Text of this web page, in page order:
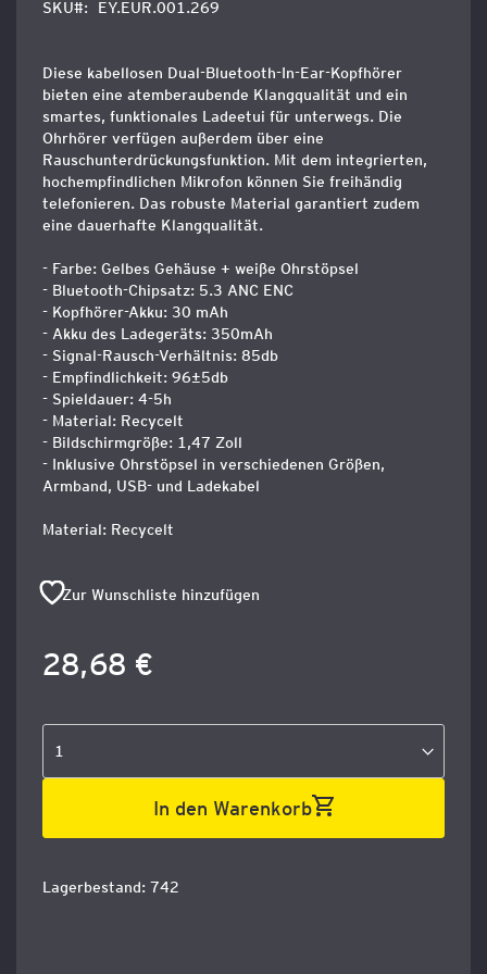
SKU EY.EUR.001.269
Diese kabellosen Dual-Bluetooth-In-Ear-Kopfhörer
bieten eine atemberaubende Klangqualität und ein
smartes, funktionales Ladeetui für unterwegs. Die
Ohrhörer verfügen außerdem über eine
Rauschunterdrückungsfunktion. Mit dem integrierten,
hochempfindlichen Mikrofon können Sie freihändig
telefonieren. Das robuste Material garantiert zudem
eine dauerhafte Klangqualität.
- Farbe: Gelbes Gehäuse + weiße Ohrstöpsel
- Bluetooth-Chipsatz: 5.3 ANC ENC
- Kopfhörer-Akku: 30 mAh
- Akku des Ladegeräts: 350mAh
- Signal-Rausch-Verhältnis: 85db
- Empfindlichkeit: 96±5db
- Spieldauer: 4-5h
- Material: Recycelt
- Bildschirmgröße: 1,47 Zoll
- Inklusive Ohrstöpsel in verschiedenen Größen,
Armband, USB- und Ladekabel
Material: Recycelt
Zur Wunschliste hinzufügen
28,68 €
In den Warenkorb
Lagerbestand: 742